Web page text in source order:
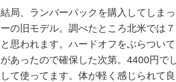
結局、ランバーパックを購入してしま
ーの旧モデル。調べたところ北米では
と思われます。ハードオフをぶらつい
があったので確保した次第。4400円で
して使ってます。体が軽く感じられて